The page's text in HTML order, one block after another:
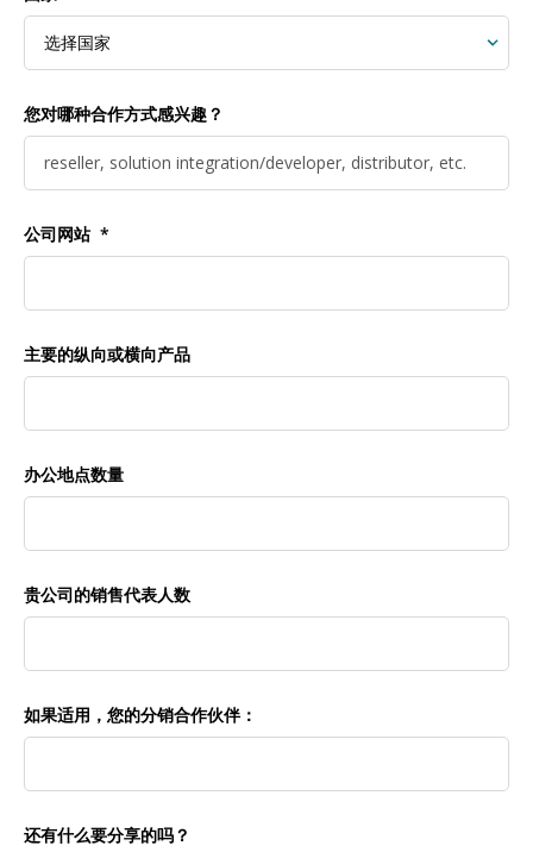
您对哪种合作方式感兴趣？
公司网站
主要的纵向或横向产品
办公地点数量
贵公司的销售代表人数
如果适用，您的分销合作伙伴：
还有什么要分享的吗？